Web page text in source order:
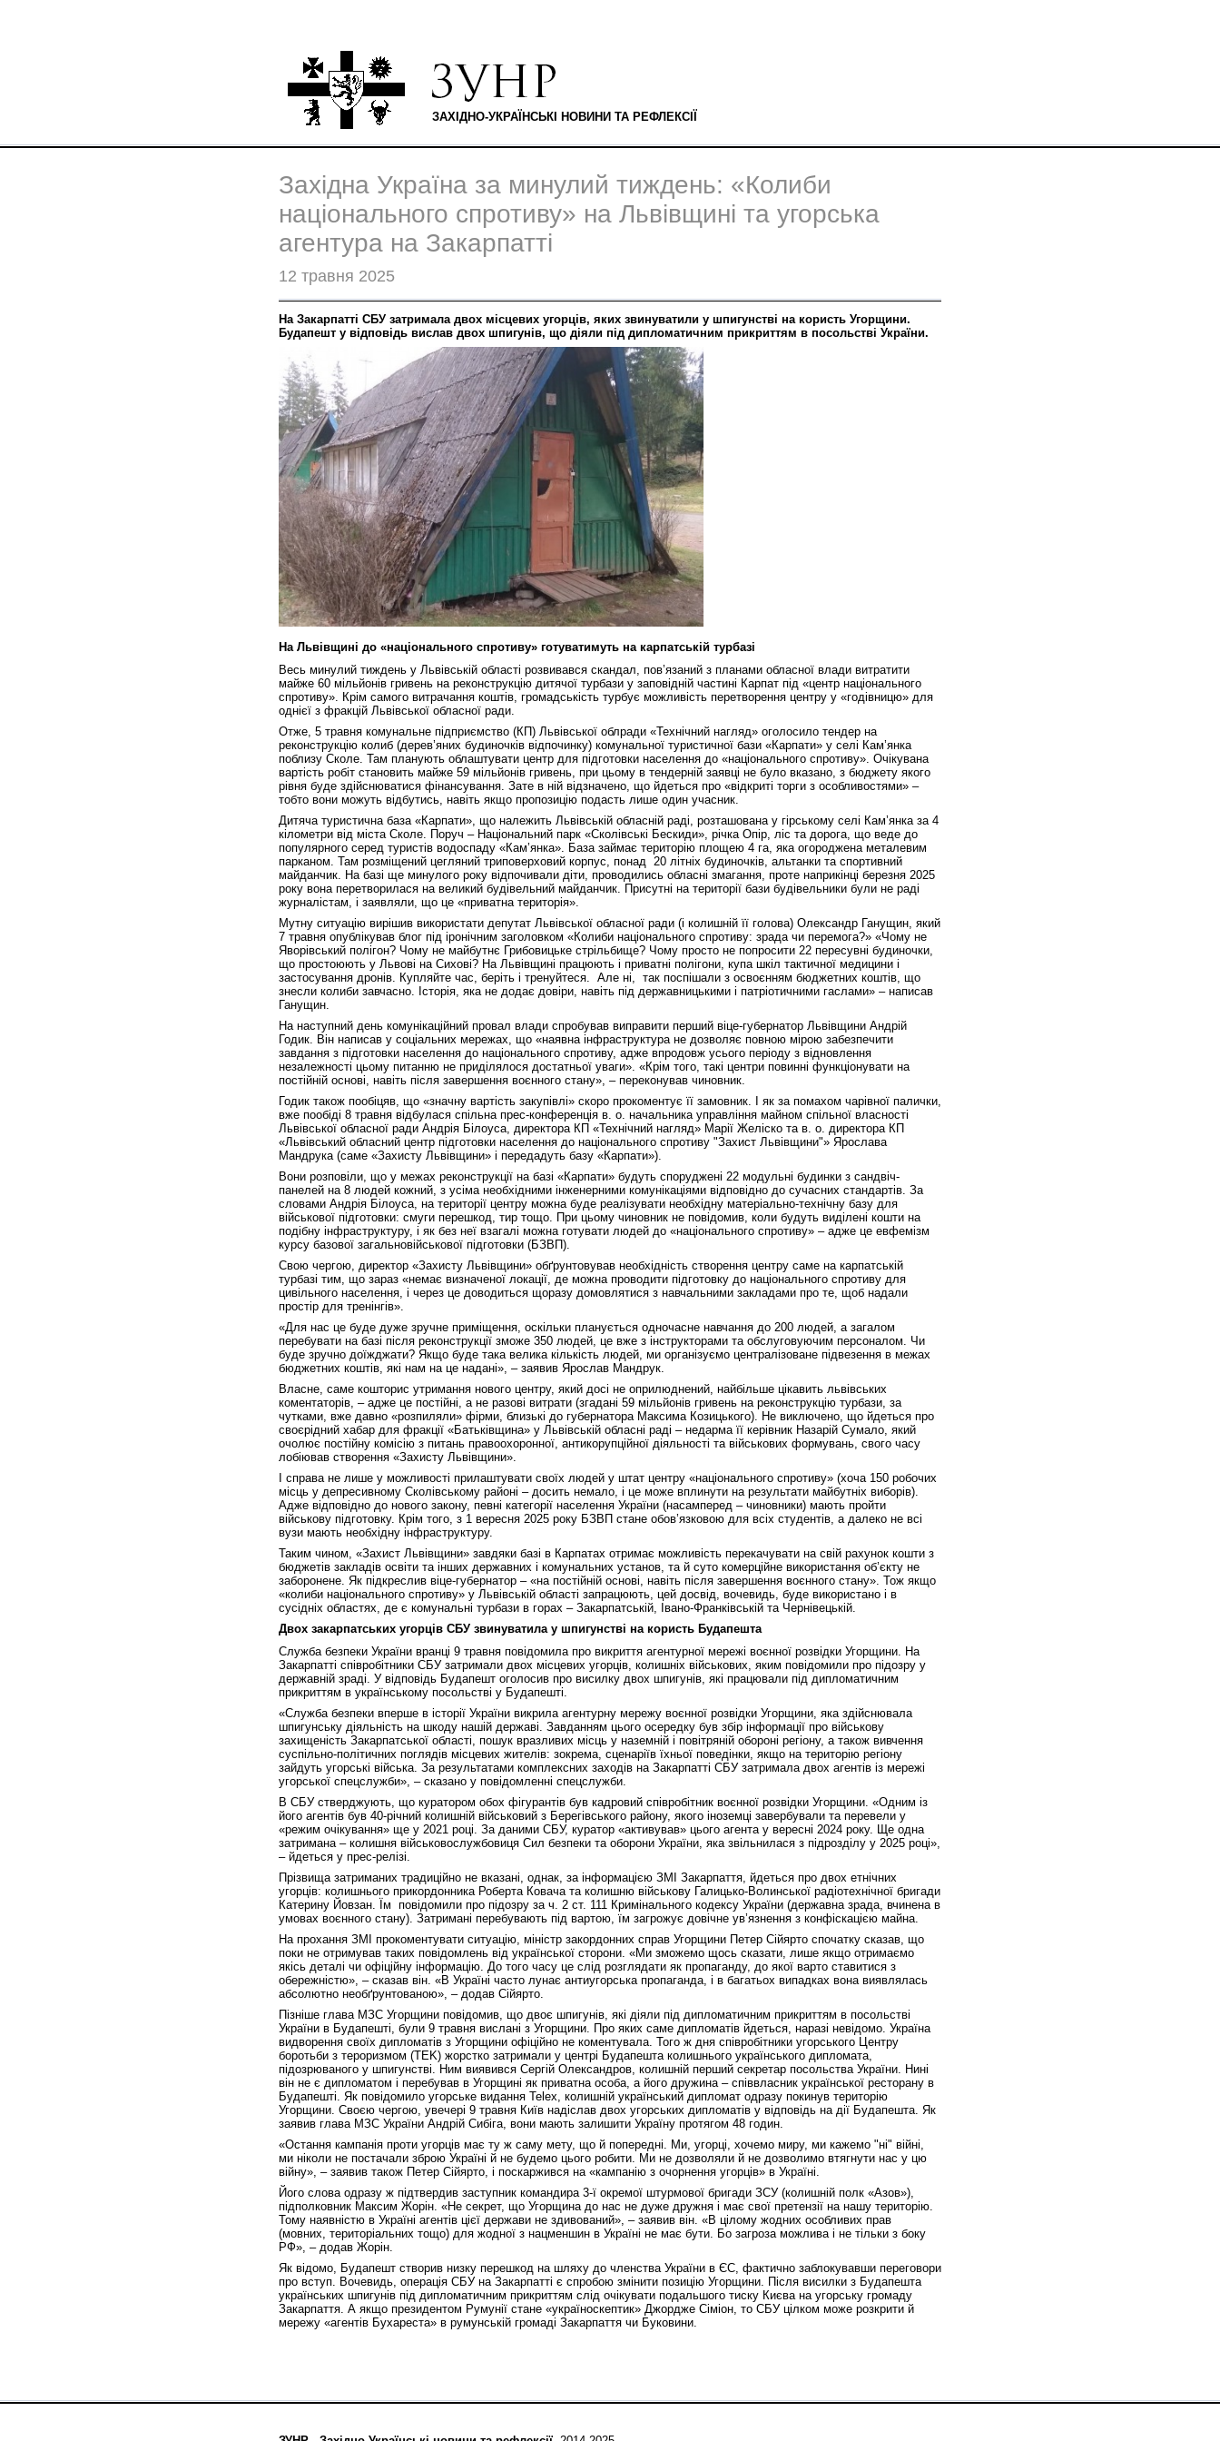
ЗАХІДНО-УКРАЇНСЬКІ НОВИНИ ТА РЕФЛЕКСІЇ
Західна Україна за минулий тиждень: «Колиби
національного спротиву» на Львівщині та угорська
агентура на Закарпатті
12 травня 2025
На Закарпатті СБУ затримала двох місцевих угорців, яких звинуватили у шпигунстві на користь Угорщини.
Будапешт у відповідь вислав двох шпигунів, що діяли під дипломатичним прикриттям в посольстві України.
На Львівщині до «національного спротиву» готуватимуть на карпатській турбазі
Весь минулий тиждень у Львівській області розвивався скандал, пов’язаний з планами обласної влади витратити
майже 60 мільйонів гривень на реконструкцію дитячої турбази у заповідній частині Карпат під «центр національного
спротиву». Крім самого витрачання коштів, громадськість турбує можливість перетворення центру у «годівницю» для
однієї з фракцій Львівської обласної ради.
Отже, 5 травня комунальне підприємство (КП) Львівської облради «Технічний нагляд» оголосило тендер на
реконструкцію колиб (дерев’яних будиночків відпочинку) комунальної туристичної бази «Карпати» у селі Кам’янка
поблизу Сколе. Там планують облаштувати центр для підготовки населення до «національного спротиву». Очікувана
вартість робіт становить майже 59 мільйонів гривень, при цьому в тендерній заявці не було вказано, з бюджету якого
рівня буде здійснюватися фінансування. Зате в ній відзначено, що йдеться про «відкриті торги з особливостями» –
тобто вони можуть відбутись, навіть якщо пропозицію подасть лише один учасник.
Дитяча туристична база «Карпати», що належить Львівській обласній раді, розташована у гірському селі Кам’янка за 4
кілометри від міста Сколе. Поруч – Національний парк «Сколівські Бескиди», річка Опір, ліс та дорога, що веде до
популярного серед туристів водоспаду «Кам’янка». База займає територію площею 4 га, яка огороджена металевим
парканом. Там розміщений цегляний триповерховий корпус, понад 20 літніх будиночків, альтанки та спортивний
майданчик. На базі ще минулого року відпочивали діти, проводились обласні змагання, проте наприкінці березня 2025
року вона перетворилася на великий будівельний майданчик. Присутні на території бази будівельники були не раді
журналістам, і заявляли, що це «приватна територія».
Мутну ситуацію вирішив використати депутат Львівської обласної ради (і колишній її голова) Олександр Ганущин, який
7 травня опублікував блог під іронічним заголовком «Колиби національного спротиву: зрада чи перемога?» «Чому не
Яворівський полігон? Чому не майбутнє Грибовицьке стрільбище? Чому просто не попросити 22 пересувні будиночки,
що простоюють у Львові на Сихові? На Львівщині працюють і приватні полігони, купа шкіл тактичної медицини і
застосування дронів. Купляйте час, беріть і тренуйтеся. Але ні, так поспішали з освоєнням бюджетних коштів, що
знесли колиби завчасно. Історія, яка не додає довіри, навіть під державницькими і патріотичними гаслами» – написав
Ганущин.
На наступний день комунікаційний провал влади спробував виправити перший віце-губернатор Львівщини Андрій
Годик. Він написав у соціальних мережах, що «наявна інфраструктура не дозволяє повною мірою забезпечити
завдання з підготовки населення до національного спротиву, адже впродовж усього періоду з відновлення
незалежності цьому питанню не приділялося достатньої уваги». «Крім того, такі центри повинні функціонувати на
постійній основі, навіть після завершення воєнного стану», – переконував чиновник.
Годик також пообіцяв, що «значну вартість закупівлі» скоро прокоментує її замовник. І як за помахом чарівної палички,
вже пообіді 8 травня відбулася спільна прес-конференція в. о. начальника управління майном спільної власності
Львівської обласної ради Андрія Білоуса, директора КП «Технічний нагляд» Марії Желіско та в. о. директора КП
«Львівський обласний центр підготовки населення до національного спротиву "Захист Львівщини"» Ярослава
Мандрука (саме «Захисту Львівщини» і передадуть базу «Карпати»).
Вони розповіли, що у межах реконструкції на базі «Карпати» будуть споруджені 22 модульні будинки з сандвіч-
панелей на 8 людей кожний, з усіма необхідними інженерними комунікаціями відповідно до сучасних стандартів. За
словами Андрія Білоуса, на території центру можна буде реалізувати необхідну матеріально-технічну базу для
військової підготовки: смуги перешкод, тир тощо. При цьому чиновник не повідомив, коли будуть виділені кошти на
подібну інфраструктуру, і як без неї взагалі можна готувати людей до «національного спротиву» – адже це евфемізм
курсу базової загальновійськової підготовки (БЗВП).
Свою чергою, директор «Захисту Львівщини» обґрунтовував необхідність створення центру саме на карпатській
турбазі тим, що зараз «немає визначеної локації, де можна проводити підготовку до національного спротиву для
цивільного населення, і через це доводиться щоразу домовлятися з навчальними закладами про те, щоб надали
простір для тренінгів».
«Для нас це буде дуже зручне приміщення, оскільки планується одночасне навчання до 200 людей, а загалом
перебувати на базі після реконструкції зможе 350 людей, це вже з інструкторами та обслуговуючим персоналом. Чи
буде зручно доїжджати? Якщо буде така велика кількість людей, ми організуємо централізоване підвезення в межах
бюджетних коштів, які нам на це надані», – заявив Ярослав Мандрук.
Власне, саме кошторис утримання нового центру, який досі не оприлюднений, найбільше цікавить львівських
коментаторів, – адже це постійні, а не разові витрати (згадані 59 мільйонів гривень на реконструкцію турбази, за
чутками, вже давно «розпиляли» фірми, близькі до губернатора Максима Козицького). Не виключено, що йдеться про
своєрідний хабар для фракції «Батьківщина» у Львівській обласні раді – недарма її керівник Назарій Сумало, який
очолює постійну комісію з питань правоохоронної, антикорупційної діяльності та військових формувань, свого часу
лобіював створення «Захисту Львівщини».
І справа не лише у можливості прилаштувати своїх людей у штат центру «національного спротиву» (хоча 150 робочих
місць у депресивному Сколівському районі – досить немало, і це може вплинути на результати майбутніх виборів).
Адже відповідно до нового закону, певні категорії населення України (насамперед – чиновники) мають пройти
військову підготовку. Крім того, з 1 вересня 2025 року БЗВП стане обов’язковою для всіх студентів, а далеко не всі
вузи мають необхідну інфраструктуру.
Таким чином, «Захист Львівщини» завдяки базі в Карпатах отримає можливість перекачувати на свій рахунок кошти з
бюджетів закладів освіти та інших державних і комунальних установ, та й суто комерційне використання об’єкту не
заборонене. Як підкреслив віце-губернатор – «на постійній основі, навіть після завершення воєнного стану». Тож якщо
«колиби національного спротиву» у Львівській області запрацюють, цей досвід, вочевидь, буде використано і в
сусідніх областях, де є комунальні турбази в горах – Закарпатській, Івано-Франківській та Чернівецькій.
Двох закарпатських угорців СБУ звинуватила у шпигунстві на користь Будапешта
Служба безпеки України вранці 9 травня повідомила про викриття агентурної мережі воєнної розвідки Угорщини. На
Закарпатті співробітники СБУ затримали двох місцевих угорців, колишніх військових, яким повідомили про підозру у
державній зраді. У відповідь Будапешт оголосив про висилку двох шпигунів, які працювали під дипломатичним
прикриттям в українському посольстві у Будапешті.
«Служба безпеки вперше в історії України викрила агентурну мережу воєнної розвідки Угорщини, яка здійснювала
шпигунську діяльність на шкоду нашій державі. Завданням цього осередку був збір інформації про військову
захищеність Закарпатської області, пошук вразливих місць у наземній і повітряній обороні регіону, а також вивчення
суспільно-політичних поглядів місцевих жителів: зокрема, сценаріїв їхньої поведінки, якщо на територію регіону
зайдуть угорські війська. За результатами комплексних заходів на Закарпатті СБУ затримала двох агентів із мережі
угорської спецслужби», – сказано у повідомленні спецслужби.
В СБУ стверджують, що куратором обох фігурантів був кадровий співробітник воєнної розвідки Угорщини. «Одним із
його агентів був 40-річний колишній військовий з Берегівського району, якого іноземці завербували та перевели у
«режим очікування» ще у 2021 році. За даними СБУ, куратор «активував» цього агента у вересні 2024 року. Ще одна
затримана – колишня військовослужбовиця Сил безпеки та оборони України, яка звільнилася з підрозділу у 2025 році»,
– йдеться у прес-релізі.
Прізвища затриманих традиційно не вказані, однак, за інформацією ЗМІ Закарпаття, йдеться про двох етнічних
угорців: колишнього прикордонника Роберта Ковача та колишню військову Галицько-Волинської радіотехнічної бригади
Катерину Йовзан. Їм повідомили про підозру за ч. 2 ст. 111 Кримінального кодексу України (державна зрада, вчинена в
умовах воєнного стану). Затримані перебувають під вартою, їм загрожує довічне ув’язнення з конфіскацією майна.
На прохання ЗМІ прокоментувати ситуацію, міністр закордонних справ Угорщини Петер Сійярто спочатку сказав, що
поки не отримував таких повідомлень від української сторони. «Ми зможемо щось сказати, лише якщо отримаємо
якісь деталі чи офіційну інформацію. До того часу це слід розглядати як пропаганду, до якої варто ставитися з
обережністю», – сказав він. «В Україні часто лунає антиугорська пропаганда, і в багатьох випадках вона виявлялась
абсолютно необґрунтованою», – додав Сійярто.
Пізніше глава МЗС Угорщини повідомив, що двоє шпигунів, які діяли під дипломатичним прикриттям в посольстві
України в Будапешті, були 9 травня вислані з Угорщини. Про яких саме дипломатів йдеться, наразі невідомо. Україна
видворення своїх дипломатів з Угорщини офіційно не коментувала. Того ж дня співробітники угорського Центру
боротьби з тероризмом (TEK) жорстко затримали у центрі Будапешта колишнього українського дипломата,
підозрюваного у шпигунстві. Ним виявився Сергій Олександров, колишній перший секретар посольства України. Нині
він не є дипломатом і перебував в Угорщині як приватна особа, а його дружина – співвласник української ресторану в
Будапешті. Як повідомило угорське видання Telex, колишній український дипломат одразу покинув територію
Угорщини. Своєю чергою, увечері 9 травня Київ надіслав двох угорських дипломатів у відповідь на дії Будапешта. Як
заявив глава МЗС України Андрій Сибіга, вони мають залишити Україну протягом 48 годин.
«Остання кампанія проти угорців має ту ж саму мету, що й попередні. Ми, угорці, хочемо миру, ми кажемо "ні" війні,
ми ніколи не постачали зброю Україні й не будемо цього робити. Ми не дозволяли й не дозволимо втягнути нас у цю
війну», – заявив також Петер Сійярто, і поскаржився на «кампанію з очорнення угорців» в Україні.
Його слова одразу ж підтвердив заступник командира 3-ї окремої штурмової бригади ЗСУ (колишній полк «Азов»),
підполковник Максим Жорін. «Не секрет, що Угорщина до нас не дуже дружня і має свої претензії на нашу територію.
Тому наявністю в Україні агентів цієї держави не здивований», – заявив він. «В цілому жодних особливих прав
(мовних, територіальних тощо) для жодної з нацменшин в Україні не має бути. Бо загроза можлива і не тільки з боку
РФ», – додав Жорін.
Як відомо, Будапешт створив низку перешкод на шляху до членства України в ЄС, фактично заблокувавши переговори
про вступ. Вочевидь, операція СБУ на Закарпатті є спробою змінити позицію Угорщини. Після висилки з Будапешта
українських шпигунів під дипломатичним прикриттям слід очікувати подальшого тиску Києва на угорську громаду
Закарпаття. А якщо президентом Румунії стане «україноскептик» Джордже Сіміон, то СБУ цілком може розкрити й
мережу «агентів Бухареста» в румунській громаді Закарпаття чи Буковини.